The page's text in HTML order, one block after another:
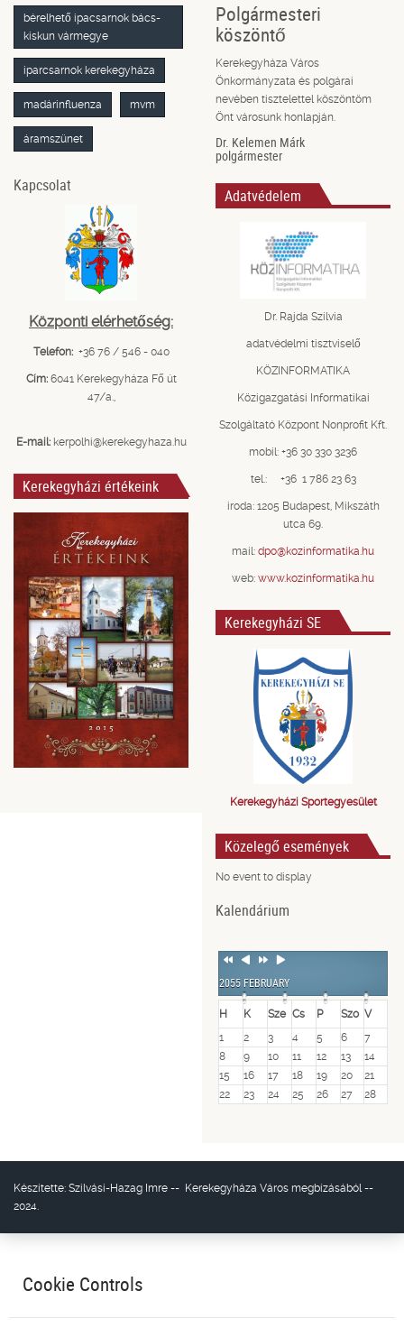
bérelhető ipacsarnok bács-
kiskun vármegye
iparcsarnok kerekegyháza
madárinfluenza mvm
áramszünet
Kapcsolat
Központi elérhetőség:
Telefon: +36 76 / 546 - 040
Cím: 6041 Kerekegyháza Fő út
47/a.,
E-mail: kerpolhi@kerekegyhaza.hu
Kerekegyházi értékeink
Polgármesteri
köszöntő
Kerekegyháza Város
Önkormányzata és polgárai
nevében tisztelettel köszöntöm
Önt városunk honlapján.
Dr. Kelemen Márk
polgármester
Adatvédelem
Dr. Rajda Szilvia
adatvédelmi tisztviselő
KÖZINFORMATIKA
Közigazgatási Informatikai
Szolgáltató Központ Nonprofit Kft.
mobil: +36 30 330 3236
tel.: +36 1 786 23 63
iroda: 1205 Budapest, Mikszáth
utca 69.
mail: dpo@kozinformatika.hu
web: www.kozinformatika.hu
Kerekegyházi SE
Kerekegyházi Sportegyesület
Közelegő események
No event to display
Kalendárium
Previous
Previous
NextNext
2055 FEBRUARY
H K Sze Cs P Szo V
1
2 3 4 5 6
7
8
9 10 11 12 13
14
15
16 17 18 19 20
21
22
23 24 25 26 27 28
Készítette: Szilvási-Hazag Imre -- Kerekegyháza Város megbízásából --
2024.
Cookie Controls